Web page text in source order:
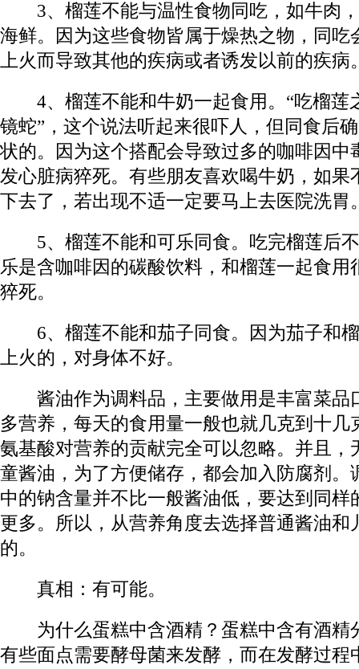
3、榴莲不能与温性食物同吃，如牛肉，
海鲜。因为这些食物皆属于燥热之物，同吃
上火而导致其他的疾病或者诱发以前的疾病
4、榴莲不能和牛奶一起食用。“吃榴莲
镜蛇”，这个说法听起来很吓人，但同食后
状的。因为这个搭配会导致过多的咖啡因中
发心脏病猝死。有些朋友喜欢喝牛奶，如果
下去了，若出现不适一定要马上去医院洗胃
5、榴莲不能和可乐同食。吃完榴莲后不
乐是含咖啡因的碳酸饮料，和榴莲一起食用
猝死。
6、榴莲不能和茄子同食。因为茄子和榴
上火的，对身体不好。
酱油作为调料品，主要做用是丰富菜品
多营养，每天的食用量一般也就几克到十几
氨基酸对营养的贡献完全可以忽略。并且，
童酱油，为了方便储存，都会加入防腐剂。
中的钠含量并不比一般酱油低，要达到同样
更多。所以，从营养角度去选择普通酱油和
的。
真相：有可能。
为什么蛋糕中含酒精？蛋糕中含有酒精
有些面点需要酵母菌来发酵，而在发酵过程